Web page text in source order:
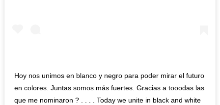
Hoy nos unimos en blanco y negro para poder mirar el futuro
en colores. Juntas somos más fuertes. Gracias a tooodas las
que me nominaron ? . . . . Today we unite in black and white